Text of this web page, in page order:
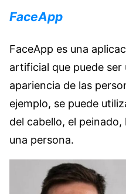
FaceApp
FaceApp es una
artificial que puede ser
apariencia de las
ejemplo, se puede
del cabello, el
una persona.